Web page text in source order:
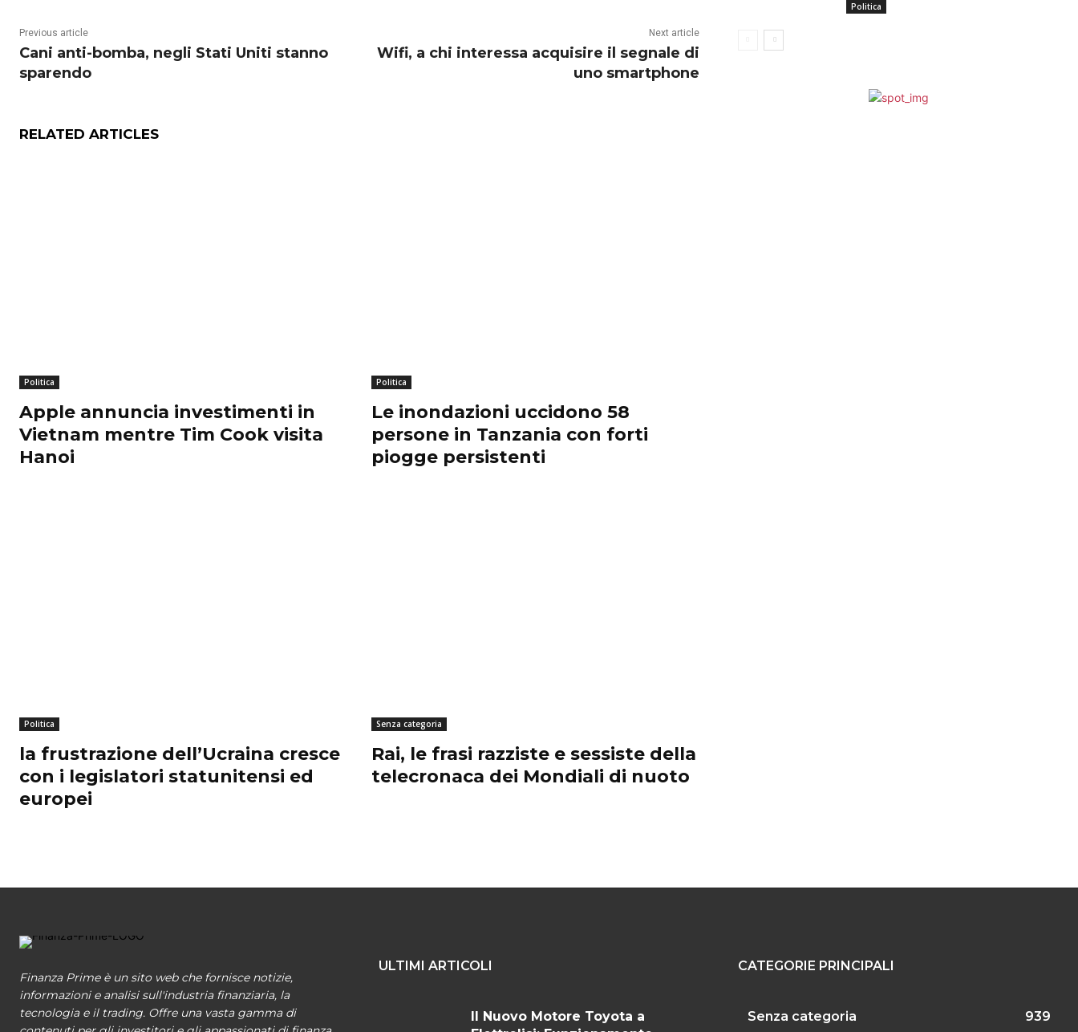
Previous article
Cani anti-bomba, negli Stati Uniti stanno
sparendo
Next article
Wifi, a chi interessa acquisire il segnale di
uno smartphone
RELATED ARTICLES
Politica
Apple annuncia investimenti in
Vietnam mentre Tim Cook visita
Hanoi
Politica
Le inondazioni uccidono 58
persone in Tanzania con forti
piogge persistenti
Politica
la frustrazione dell’Ucraina cresce
con i legislatori statunitensi ed
europei
Senza categoria
Rai, le frasi razziste e sessiste della
telecronaca dei Mondiali di nuoto
Politica
Finanza Prime è un sito web che fornisce notizie,
informazioni e analisi sull'industria finanziaria, la
tecnologia e il trading. Offre una vasta gamma di
ULTIMI ARTICOLI
Il Nuovo Motore Toyota a
CATEGORIE PRINCIPALI
Senza categoria 939